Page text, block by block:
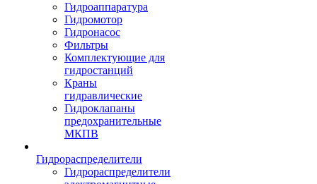
Гидроаппаратура
Гидромотор
Гидронасос
Фильтры
Комплектующие для
гидростанций
Краны
гидравлические
Гидроклапаны
предохранительные
МКПВ
Гидрораспределители
Гидрораспределители